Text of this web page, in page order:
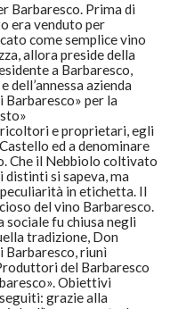
Barbaresco. Prima di
era venduto per
come semplice vino
allora preside della
a Barbaresco,
dell’annessa azienda
Barbaresco» per la
e proprietari, egli
ed a denominare
Che il Nebbiolo coltivato
distinti si sapeva, ma
in etichetta. Il
del vino Barbaresco.
sociale fu chiusa negli
tradizione, Don
Barbaresco, riunì
del Barbaresco
Obiettivi
grazie alla